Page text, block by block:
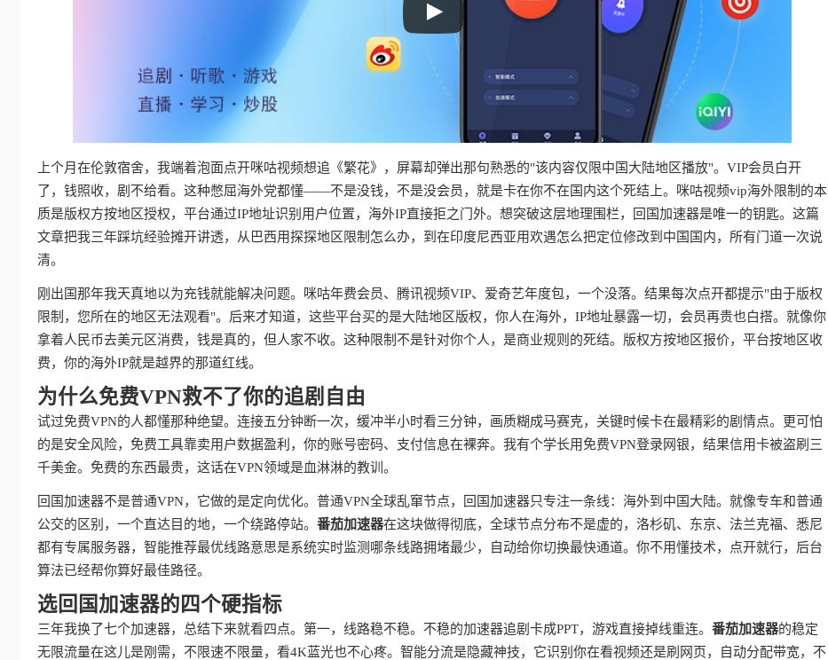
上个月在伦敦宿舍，我端着泡面点开咪咕视频想追《繁花》，屏幕却弹出那句熟悉的"该内容仅限中国大陆地区播放"。VIP会员白开
了，钱照收，剧不给看。这种憋屈海外党都懂——不是没钱，不是没会员，就是卡在你不在国内这个死结上。咪咕视频vip海外限制的本
质是版权方按地区授权，平台通过IP地址识别用户位置，海外IP直接拒之门外。想突破这层地理围栏，回国加速器是唯一的钥匙。这篇
文章把我三年踩坑经验摊开讲透，从巴西用探探地区限制怎么办，到在印度尼西亚用欢遇怎么把定位修改到中国国内，所有门道一次说
清。
刚出国那年我天真地以为充钱就能解决问题。咪咕年费会员、腾讯视频VIP、爱奇艺年度包，一个没落。结果每次点开都提示"由于版权
限制，您所在的地区无法观看"。后来才知道，这些平台买的是大陆地区版权，你人在海外，IP地址暴露一切，会员再贵也白搭。就像你
拿着人民币去美元区消费，钱是真的，但人家不收。这种限制不是针对你个人，是商业规则的死结。版权方按地区报价，平台按地区收
费，你的海外IP就是越界的那道红线。
为什么免费VPN救不了你的追剧自由
试过免费VPN的人都懂那种绝望。连接五分钟断一次，缓冲半小时看三分钟，画质糊成马赛克，关键时候卡在最精彩的剧情点。更可怕
的是安全风险，免费工具靠卖用户数据盈利，你的账号密码、支付信息在裸奔。我有个学长用免费VPN登录网银，结果信用卡被盗刷三
千美金。免费的东西最贵，这话在VPN领域是血淋淋的教训。
回国加速器不是普通VPN，它做的是定向优化。普通VPN全球乱窜节点，回国加速器只专注一条线：海外到中国大陆。就像专车和普通
公交的区别，一个直达目的地，一个绕路停站。 番茄加速器在这块做得彻底，全球节点分布不是虚的，洛杉矶、东京、法兰克福、悉尼
都有专属服务器，智能推荐最优线路意思是系统实时监测哪条线路拥堵最少，自动给你切换最快通道。你不用懂技术，点开就行，后台
算法已经帮你算好最佳路径。
选回国加速器的四个硬指标
三年我换了七个加速器，总结下来就看四点。第一，线路稳不稳。不稳的加速器追剧卡成PPT，游戏直接掉线重连。 番茄加速器的稳定
无限流量在这儿是刚需，不限速不限量，看4K蓝光也不心疼。智能分流是隐藏神技，它识别你在看视频还是刷网页，自动分配带宽，不